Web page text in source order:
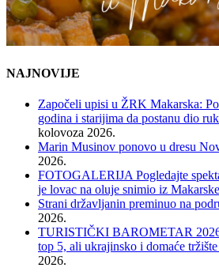
NAJNOVIJE
Započeli upisi u ŽRK Makarska:
godina i starijima da postanu dio
kolovoza 2026.
Marin Musinov ponovo u dresu
2026.
FOTOGALERIJA Pogledajte
je lovac na oluje snimio iz Makarske
Strani državljanin preminuo na
2026.
TURISTIČKI BAROMETAR
top 5, ali ukrajinsko i domaće tržište
2026.